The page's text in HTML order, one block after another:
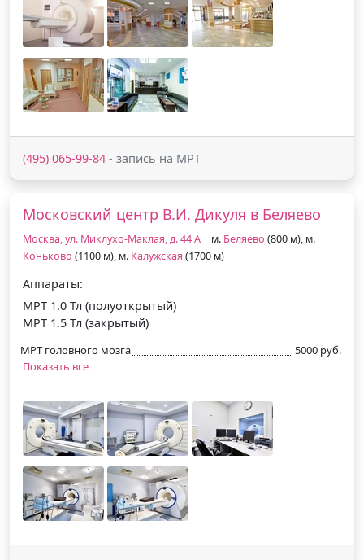
(495) 065-99-84 - запись на МРТ
Московский центр В.И. Дикуля в Беляево
Москва, ул. Миклухо-Маклая, д. 44 А | м. Беляево (800 м), м.
Коньково (1100 м), м. Калужская (1700 м)
Аппараты:
МРТ 1.0 Тл (полуоткрытый)
МРТ 1.5 Тл (закрытый)
МРТ головного мозга
5000 руб.
Показать все